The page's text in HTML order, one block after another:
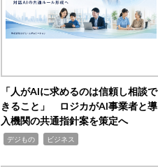
「人がAIに求めるのは信頼し相談で
きること」 ロジカがAI事業者と導
入機関の共通指針案を策定へ
デジもの ビジネス